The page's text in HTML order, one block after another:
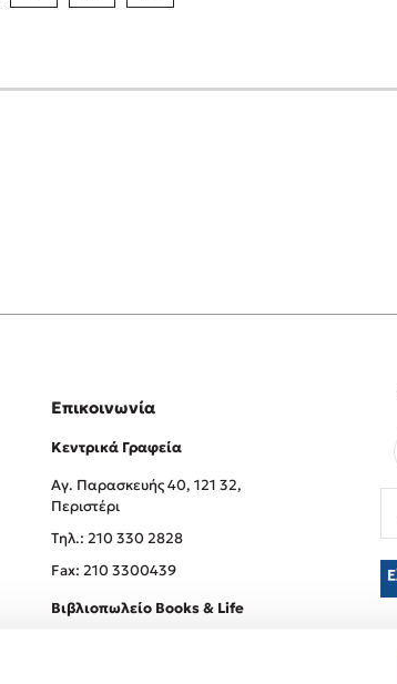
Επικοινωνία
Κεντρικά Γραφεία
Αγ. Παρασκευής 40, 121 32,
Περιστέρι
Tηλ.: 210 330 2828
Fax: 210 3300439
Βιβλιοπωλείο Books & Life